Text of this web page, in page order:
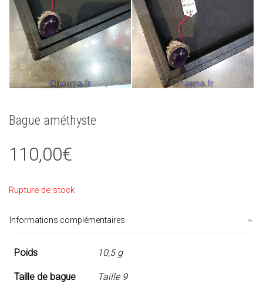
Bague améthyste
110,00€
Rupture de stock
Informations complémentaires
Poids 10,5 g
Taille de bague Taille 9